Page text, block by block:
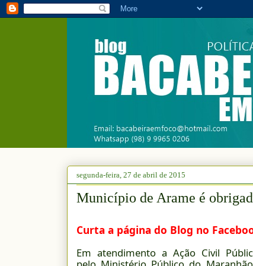
segunda-feira, 27 de abril de 2015
Município de Arame é
Curta a página do Blog no
Em atendimento a Ação Civil